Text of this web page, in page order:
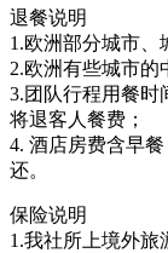
退餐说明
1.欧洲部分城市、
2.欧洲有些城市的
3.团队行程用餐时
将退客人餐费；
4. 酒店房费含早
还。
保险说明
1.我社所上境外旅